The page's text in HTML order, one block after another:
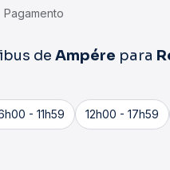
Pagamento
de Ampére para
- 11h59 12h00 - 17h59